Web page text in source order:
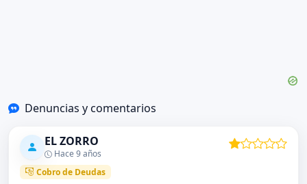
Denuncias y comentarios
EL ZORRO
Hace 9 años
Cobro de Deudas